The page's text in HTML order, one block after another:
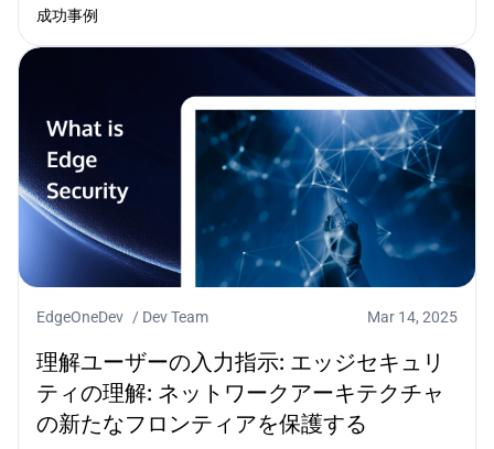
成功事例
EdgeOneDev / Dev Team Mar 14, 2025
理解ユーザーの入力指示: エッジセキュリ
ティの理解: ネットワークアーキテクチャ
の新たなフロンティアを保護する